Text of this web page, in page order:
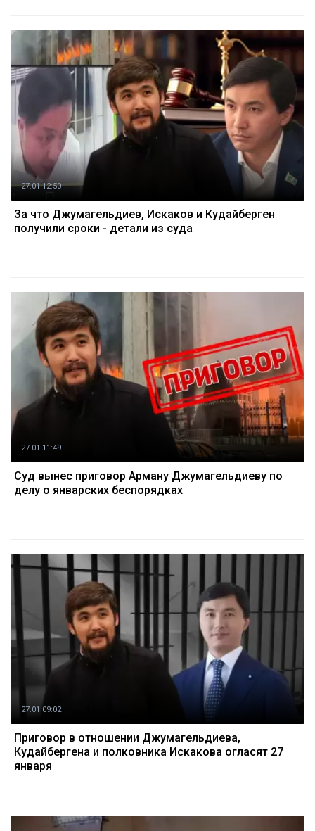
27.01 12:50
За что Джумагельдиев, Искаков и Кудайберген
получили сроки - детали из суда
27.01 11:49
Суд вынес приговор Арману Джумагельдиеву по
делу о январских беспорядках
27.01 09:02
Приговор в отношении Джумагельдиева,
Кудайбергена и полковника Искакова огласят 27
января